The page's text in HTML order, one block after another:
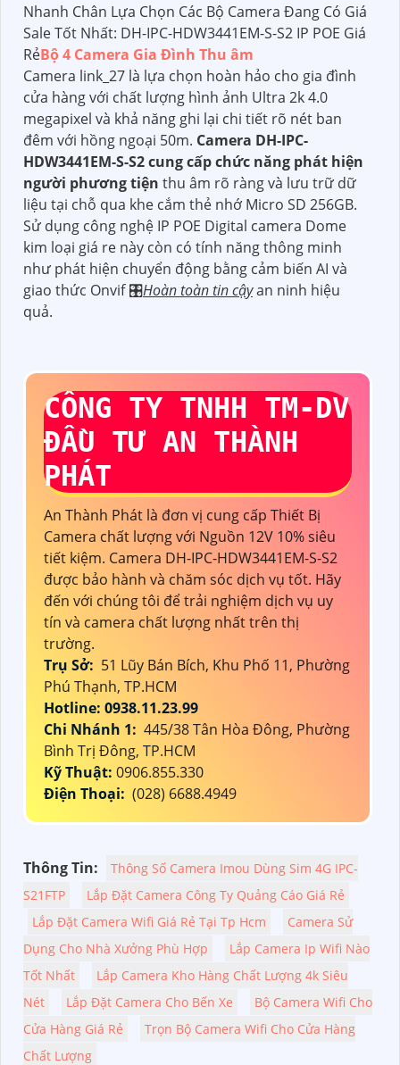
Nhanh Chân Lựa Chọn Các Bộ Camera Đang Có Giá
Sale Tốt Nhất: DH-IPC-HDW3441EM-S-S2 IP POE Giá
RẻBộ 4 Camera Gia Đình Thu âm
Camera link_27 là lựa chọn hoàn hảo cho gia đình
cửa hàng với chất lượng hình ảnh Ultra 2k 4.0
megapixel và khả năng ghi lại chi tiết rõ nét ban
đêm với hồng ngoại 50m. Camera DH-IPC-
HDW3441EM-S-S2 cung cấp chức năng phát hiện
người phương tiện thu âm rõ ràng và lưu trữ dữ
liệu tại chỗ qua khe cắm thẻ nhớ Micro SD 256GB.
Sử dụng công nghệ IP POE Digital camera Dome
kim loại giá re này còn có tính năng thông minh
như phát hiện chuyển động bằng cảm biến AI và
giao thức Onvif 🎛Hoàn toàn tin cậyan ninh hiệu
quả.
CÔNG TY TNHH TM-DV
ĐẦU TƯ AN THÀNH
PHÁT
An Thành Phát là đơn vị cung cấp Thiết Bị
Camera chất lượng với Nguồn 12V 10% siêu
tiết kiệm. Camera DH-IPC-HDW3441EM-S-S2
được bảo hành và chăm sóc dịch vụ tốt. Hãy
đến với chúng tôi để trải nghiệm dịch vụ uy
tín và camera chất lượng nhất trên thị
trường.
Trụ Sở: 51 Lũy Bán Bích, Khu Phố 11, Phường
Phú Thạnh, TP.HCM
Hotline: 0938.11.23.99
Chi Nhánh 1: 445/38 Tân Hòa Đông, Phường
Bình Trị Đông, TP.HCM
Kỹ Thuật: 0906.855.330
Điện Thoại: (028) 6688.4949
Thông Tin:
Thông Số Camera Imou Dùng Sim 4G IPC-
S21FTP
Lắp Đặt Camera Công Ty Quảng Cáo Giá Rẻ
Lắp Đặt Camera Wifi Giá Rẻ Tại Tp Hcm
Camera Sử
Dụng Cho Nhà Xưởng Phù Hợp
Lắp Camera Ip Wifi Nào
Tốt Nhất
Lắp Camera Kho Hàng Chất Lượng 4k Siêu
Nét
Lắp Đặt Camera Cho Bến Xe
Bộ Camera Wifi Cho
Cửa Hàng Giá Rẻ
Trọn Bộ Camera Wifi Cho Cửa Hàng
Chất Lượng